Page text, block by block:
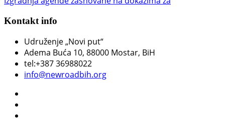
Kontakt info
Udruženje „Novi put“
Adema Buća 10, 88000 Mostar, BiH
tel:+387 36988022
info@newroadbih.org